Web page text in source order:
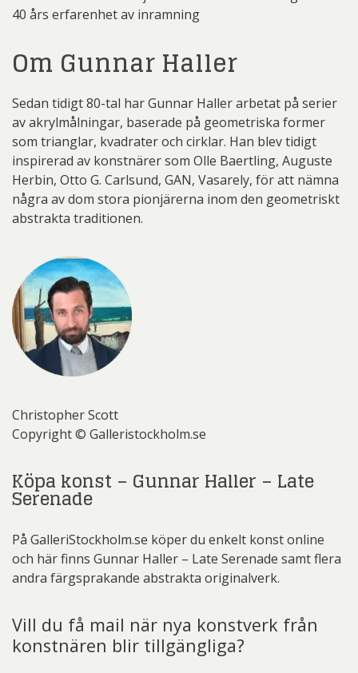
40 års erfarenhet av inramning
Om Gunnar Haller
Sedan tidigt 80-tal har Gunnar Haller arbetat på serier
av akrylmålningar, baserade på geometriska former
som trianglar, kvadrater och cirklar. Han blev tidigt
inspirerad av konstnärer som Olle Baertling, Auguste
Herbin, Otto G. Carlsund, GAN, Vasarely, för att nämna
några av dom stora pionjärerna inom den geometriskt
abstrakta traditionen.
Christopher Scott
Copyright © Galleristockholm.se
Köpa konst – Gunnar Haller – Late
Serenade
På GalleriStockholm.se köper du enkelt konst online
och här finns Gunnar Haller – Late Serenade samt flera
andra färgsprakande abstrakta originalverk.
Vill du få mail när nya konstverk från
konstnären blir tillgängliga?